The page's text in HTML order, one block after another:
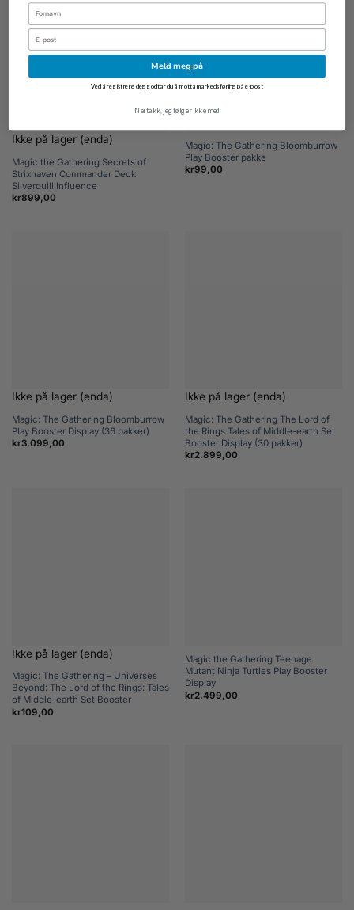
Ikke på lager (enda)
Magic the Gathering Secrets of
Strixhaven Commander Deck
Silverquill Influence
kr899,00
Magic: The Gathering Bloomburrow
Play Booster pakke
kr99,00
Ikke på lager (enda)
Magic: The Gathering Bloomburrow
Play Booster Display (36 pakker)
kr3.099,00
Ikke på lager (enda)
Magic: The Gathering The Lord of
the Rings Tales of Middle-earth Set
Booster Display (30 pakker)
kr2.899,00
Ikke på lager (enda)
Magic: The Gathering – Universes
Beyond: The Lord of the Rings: Tales
of Middle-earth Set Booster
kr109,00
Magic the Gathering Teenage
Mutant Ninja Turtles Play Booster
Display
kr2.499,00
Meld meg på
Ved å registrere deg godtar du å motta markedsføring på e-post
Nei takk, jeg følger ikke med